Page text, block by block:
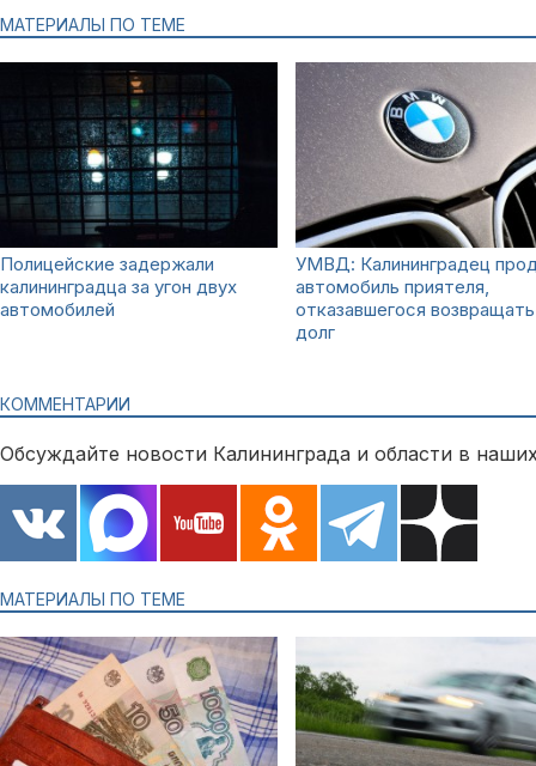
МАТЕРИАЛЫ ПО ТЕМЕ
Полицейские задержали
калининградца за угон двух
автомобилей
УМВД: Калининградец
автомобиль приятеля,
отказавшегося возвращать
долг
КОММЕНТАРИИ
Обсуждайте новости Калининграда и области в
МАТЕРИАЛЫ ПО ТЕМЕ